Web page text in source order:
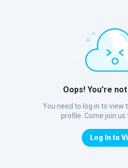
Oops! You’re
You need to log in to view
profile. Come join us
Log In to